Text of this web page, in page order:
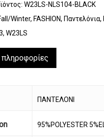
W23LS-NLS104-BLACK
Winter, FASHION, Παντελόνια,
,W23LS
ΠΑΝΤΕΛΟΝΙ
95%POLYESTER